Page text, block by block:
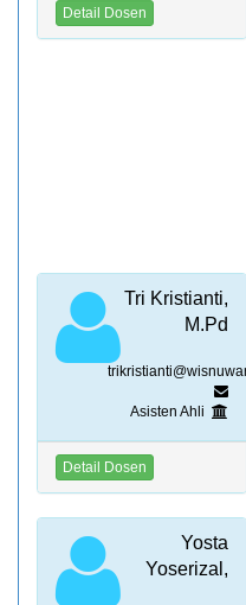
Detail Dosen
Tri Kristianti,
M.Pd
Asisten Ahli
Detail Dosen
Yosta
Yoserizal,